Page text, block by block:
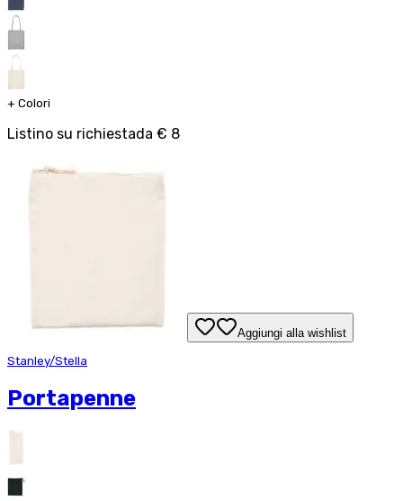
+ Colori
Listino su richiestada € 8
Aggiungi alla wishlist
Stanley/Stella
Portapenne